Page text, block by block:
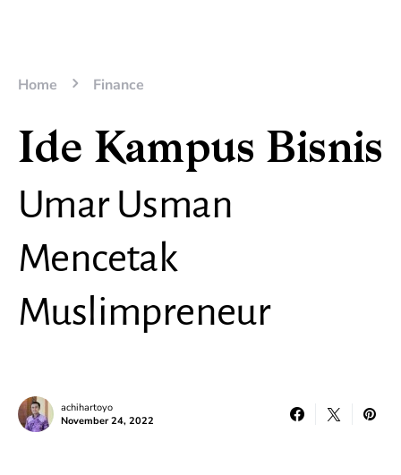
Home Finance
Ide Kampus Bisnis
Umar Usman
Mencetak
Muslimpreneur
achihartoyo
November 24, 2022